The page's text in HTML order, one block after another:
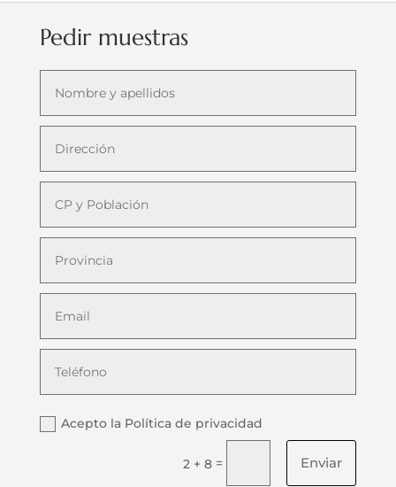
Pedir muestras
Acepto la Política de privacidad
2 + 8 = Enviar